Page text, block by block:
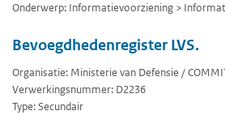
Onderwerp: Informatievoorziening >
Bevoegdhedenregister LVS.
Organisatie: Ministerie van Defensie /
Verwerkingsnummer: D2236
Type: Secundair